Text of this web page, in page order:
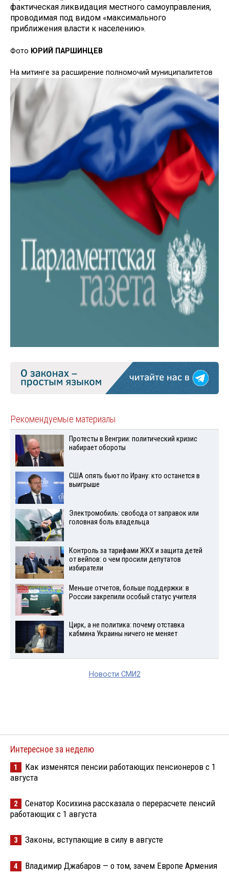
фактическая ликвидация местного самоуправления,
проводимая под видом «максимального
приближения власти к населению».
Фото ЮРИЙ ПАРШИНЦЕВ
На митинге за расширение полномочий муниципалитетов
Рекомендуемые материалы
Протесты в Венгрии: политический кризис
набирает обороты
США опять бьют по Ирану: кто останется в
выигрыше
Электромобиль: свобода от заправок или
головная боль владельца
Контроль за тарифами ЖКХ и защита детей
от вейпов: о чем просили депутатов
избиратели
Меньше отчетов, больше поддержки: в
России закрепили особый статус учителя
Цирк, а не политика: почему отставка
кабмина Украины ничего не меняет
Новости СМИ2
Интересное за неделю
1
Как изменятся пенсии работающих пенсионеров с 1
августа
2
Сенатор Косихина рассказала о перерасчете пенсий
работающих с 1 августа
3 Законы, вступающие в силу в августе
4 Владимир Джабаров — о том, зачем Европе Армения